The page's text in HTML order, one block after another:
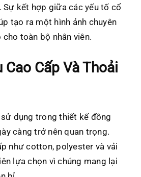
Sự kết hợp giữa các yếu tố cổ
tạo ra một hình ảnh chuyên
toàn bộ nhân viên.
Cao Cấp Và Thoải
dụng trong thiết kế đồng
càng trở nên quan trọng.
như cotton, polyester và vải
lựa chọn vì chúng mang lại